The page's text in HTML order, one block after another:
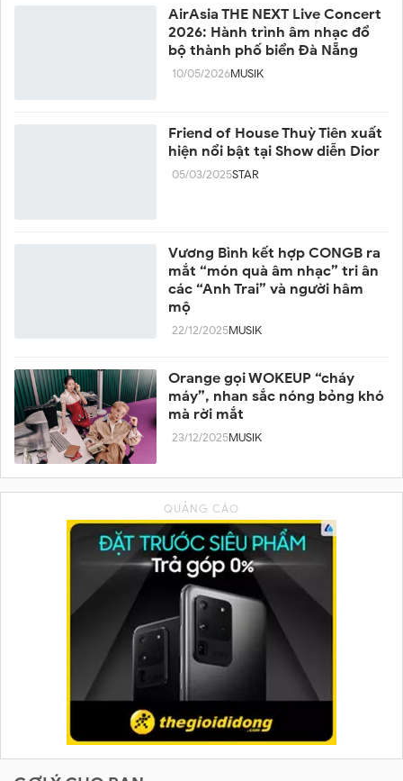
AirAsia THE NEXT Live Concert
2026: Hành trình âm nhạc đổ
bộ thành phố biển Đà Nẵng
10/05/2026MUSIK
Friend of House Thuỳ Tiên xuất
hiện nổi bật tại Show diễn Dior
05/03/2025STAR
Vương Bình kết hợp CONGB ra
mắt “món quà âm nhạc” tri ân
các “Anh Trai” và người hâm
mộ
22/12/2025MUSIK
Orange gọi WOKEUP “cháy
máy”, nhan sắc nóng bỏng khó
mà rời mắt
23/12/2025MUSIK